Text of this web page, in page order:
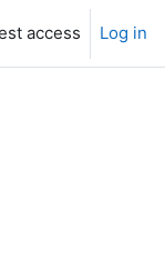
access Log in